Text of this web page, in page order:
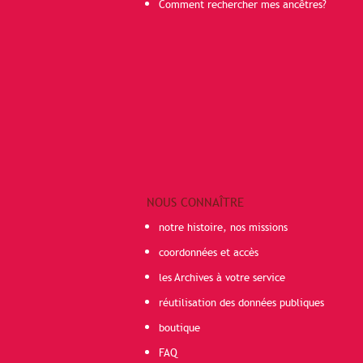
Comment rechercher mes ancêtres?
NOUS CONNAÎTRE
notre histoire, nos missions
coordonnées et accès
les Archives à votre service
réutilisation des données publiques
boutique
FAQ